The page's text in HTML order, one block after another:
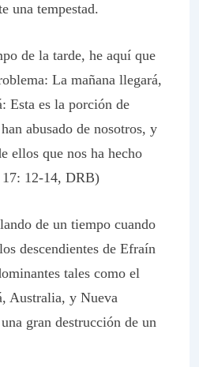
una tempestad.
de la tarde, he aquí que
La mañana llegará,
Esta es la porción de
abusado de nosotros, y
ellos que nos ha hecho
17: 12-14, DRB)
de un tiempo cuando
descendientes de Efraín
tales como el
Australia, y Nueva
gran destrucción de un